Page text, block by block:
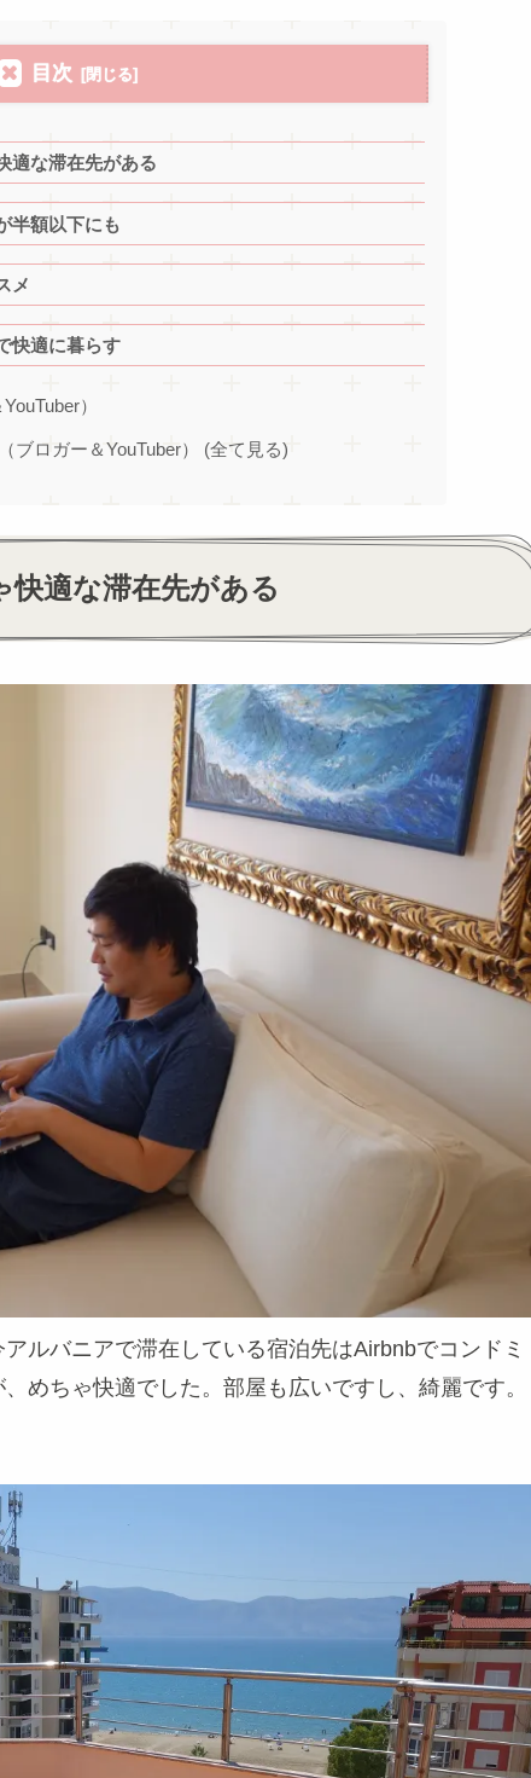
目次
適な滞在先がある
半額以下にも
メ
快適に暮らす
）
ブロガー＆YouTuber） (全て見る)
快適な滞在先がある
ルバニアで滞在している宿泊先はAirbnbでコンドミ
めちゃ快適でした。部屋も広いですし、綺麗です。